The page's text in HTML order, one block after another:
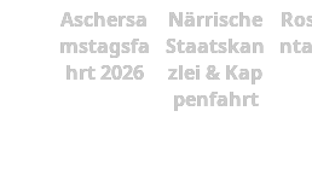
Aschersa
mstagsfa
hrt 2026
Närrische
Staatskan
zlei & Kap
penfahrt